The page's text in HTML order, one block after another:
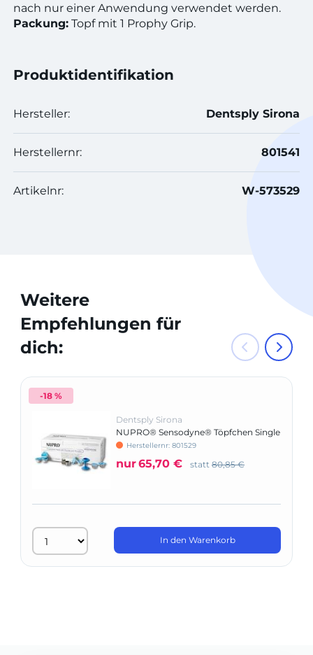
nach nur einer Anwendung verwendet werden.
Packung: Topf mit 1 Prophy Grip.
Produktidentifikation
Hersteller: Dentsply Sirona
Herstellernr: 801541
Artikelnr: W-573529
Weitere
Empfehlungen für
dich:
-18 %
Dentsply Sirona
NUPRO® Sensodyne® Töpfchen Single
Dose ohne Fluorid
Herstellernr: 801529
nur65,70 € statt 80,85 €
In den Warenkorb